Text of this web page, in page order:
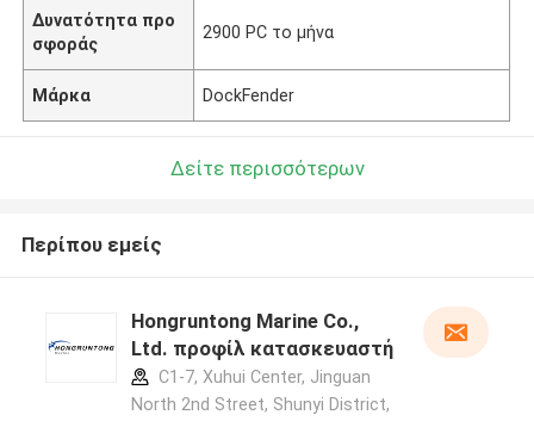
Δυνατότητα προ
σφοράς
2900 PC το μήνα
Μάρκα DockFender
Δείτε περισσότερων
Περίπου εμείς
Hongruntong Marine Co.,
Ltd. προφίλ κατασκευαστή
C1-7, Xuhui Center, Jinguan
North 2nd Street, Shunyi District,